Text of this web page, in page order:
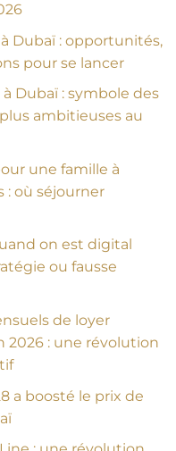
Dubaï : opportunités,
pour se lancer
Dubaï : symbole des
ambitieuses au
une famille à
: où séjourner
on est digital
ou fausse
de loyer
2026 : une révolution
a boosté le prix de